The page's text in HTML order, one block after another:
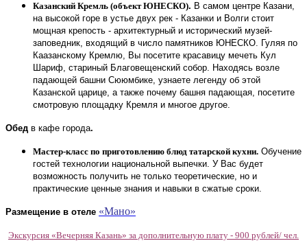
Казанский Кремль (объект ЮНЕСКО). В самом центре Казани,
на высокой горе в устье двух рек - Казанки и Волги стоит
мощная крепость - архитектурный и исторический музей-
заповедник, входящий в число памятников ЮНЕСКО. Гуляя по
Каазанскому Кремлю, Вы посетите красавицу мечеть Кул
Шариф, стариный Благовещенский собор. Находясь возле
падающей башни Сююмбике, узнаете легенду об этой
Казанской царице, а также почему башня падающая, посетите
смотровую площадку Кремля и многое другое.
Обед в кафе города.
Мастер-класс по приготовлению блюд татарской кухни. Обучение
гостей технологии национальной выпечки. У Вас будет
возможность получить не только теоретические, но и
практические ценные знания и навыки в сжатые сроки.
Размещение в отеле «Мано»
Экскурсия «Вечерняя Казань» за дополнительную плату - 900 рублей/ чел.